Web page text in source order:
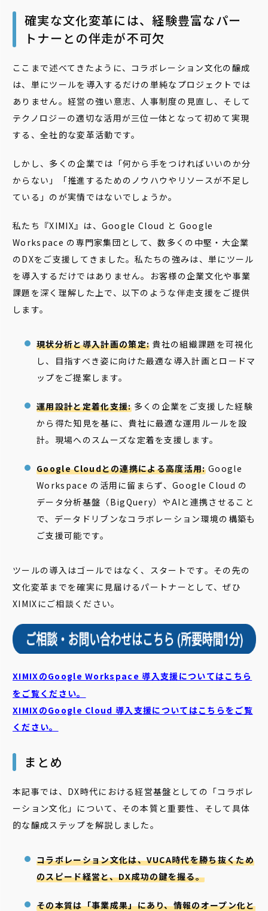
確実な文化変革には、経験豊富なパー
トナーとの伴走が不可欠
ここまで述べてきたように、コラボレーション文化の醸成
は、単にツールを導入するだけの単純なプロジェクトでは
ありません。経営の強い意志、人事制度の見直し、そして
テクノロジーの適切な活用が三位一体となって初めて実現
する、全社的な変革活動です。
しかし、多くの企業では「何から手をつければいいのか分
からない」「推進するためのノウハウやリソースが不足し
ている」のが実情ではないでしょうか。
私たち『XIMIX』は、Google Cloud と Google
Workspace の専門家集団として、数多くの中堅・大企業
のDXをご支援してきました。私たちの強みは、単にツール
を導入するだけではありません。お客様の企業文化や事業
課題を深く理解した上で、以下のような伴走支援をご提供
します。
現状分析と導入計画の策定: 貴社の組織課題を可視化
し、目指すべき姿に向けた最適な導入計画とロードマ
ップをご提案します。
運用設計と定着化支援:多くの企業をご支援した経験
から得た知見を基に、貴社に最適な運用ルールを設
計。現場へのスムーズな定着を支援します。
Google Cloudとの連携による高度活用:Google
Workspace の活用に留まらず、Google Cloud の
データ分析基盤（BigQuery）やAIと連携させること
で、データドリブンなコラボレーション環境の構築も
ご支援可能です。
ツールの導入はゴールではなく、スタートです。その先の
文化変革までを確実に見届けるパートナーとして、ぜひ
XIMIXにご相談ください。
XIMIXのGoogle Workspace 導入支援についてはこちら
をご覧ください。
XIMIXのGoogle Cloud 導入支援についてはこちらをご覧
ください。
まとめ
本記事では、DX時代における経営基盤としての「コラボレ
ーション文化」について、その本質と重要性、そして具体
的な醸成ステップを解説しました。
コラボレーション文化は、VUCA時代を勝ち抜くため
のスピード経営と、DX成功の鍵を握る。
その本質は「事業成果」にあり、情報のオープン化と